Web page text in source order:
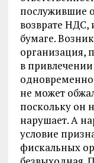
послужившие
возврате НДС,
бумаге.
организация,
в привлечении
не может
поскольку он
нарушает. А
условие
фискальных